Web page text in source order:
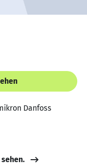
Danfoss